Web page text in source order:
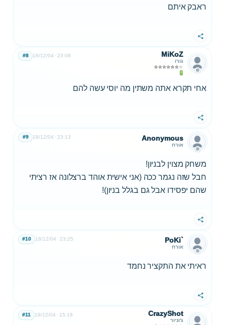
ראבק איתם
שתף
MiKoZ
גורו
18/12/04 23:08
#8
אחי תקרא אתה משתין מה יוסי עשה להם
שתף
Anonymous
אורח
18/12/04 23:13
#9
משחק מצוין לבניון!
חבל שזה נגמר ככה (אני אישית אוהד ברצלונה אז רציתי
שהם יפסידו אבל גם בגלל בניון)!
שתף
PoKi`
אורח
18/12/04 23:25
#10
ראיתי את התקציר נחמד
שתף
CrazyShot
ג'וניור
19/12/04 15:18
#11